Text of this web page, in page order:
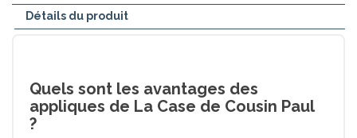
Détails du produit
Quels sont les avantages des
appliques de La Case de Cousin Paul
?